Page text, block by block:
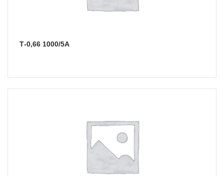
Т-0,66 1000/5А